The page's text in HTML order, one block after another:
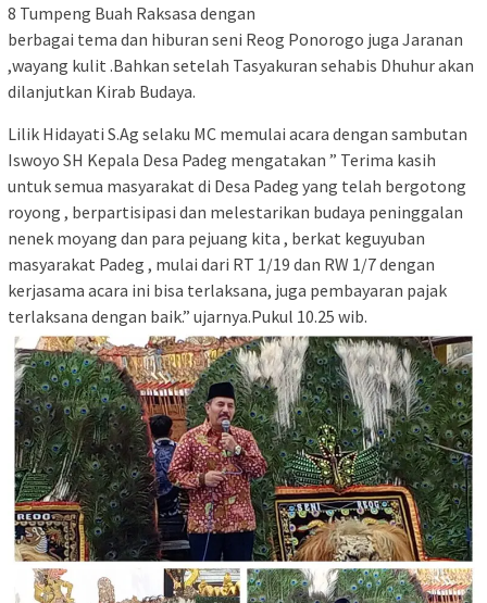
8 Tumpeng Buah Raksasa dengan
berbagai tema dan hiburan seni Reog Ponorogo juga Jaranan
,wayang kulit .Bahkan setelah Tasyakuran sehabis Dhuhur akan
dilanjutkan Kirab Budaya.
Lilik Hidayati S.Ag selaku MC memulai acara dengan sambutan
Iswoyo SH Kepala Desa Padeg mengatakan ” Terima kasih
untuk semua masyarakat di Desa Padeg yang telah bergotong
royong , berpartisipasi dan melestarikan budaya peninggalan
nenek moyang dan para pejuang kita , berkat keguyuban
masyarakat Padeg , mulai dari RT 1/19 dan RW 1/7 dengan
kerjasama acara ini bisa terlaksana, juga pembayaran pajak
terlaksana dengan baik.” ujarnya.Pukul 10.25 wib.